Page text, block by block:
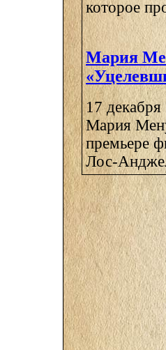
которое
Мария
17
Мария
премьере
Лос-